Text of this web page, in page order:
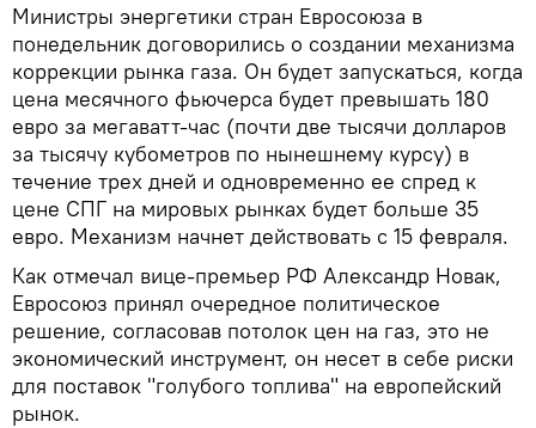
Министры энергетики стран Евросоюза в
понедельник договорились о создании механизма
коррекции рынка газа. Он будет запускаться, когда
цена месячного фьючерса будет превышать 180
евро за мегаватт-час (почти две тысячи долларов
за тысячу кубометров по нынешнему курсу) в
течение трех дней и одновременно ее спред к
цене СПГ на мировых рынках будет больше 35
евро. Механизм начнет действовать с 15 февраля.
Как отмечал вице-премьер РФ Александр Новак,
Евросоюз принял очередное политическое
решение, согласовав потолок цен на газ, это не
экономический инструмент, он несет в себе риски
для поставок "голубого топлива" на европейский
рынок.